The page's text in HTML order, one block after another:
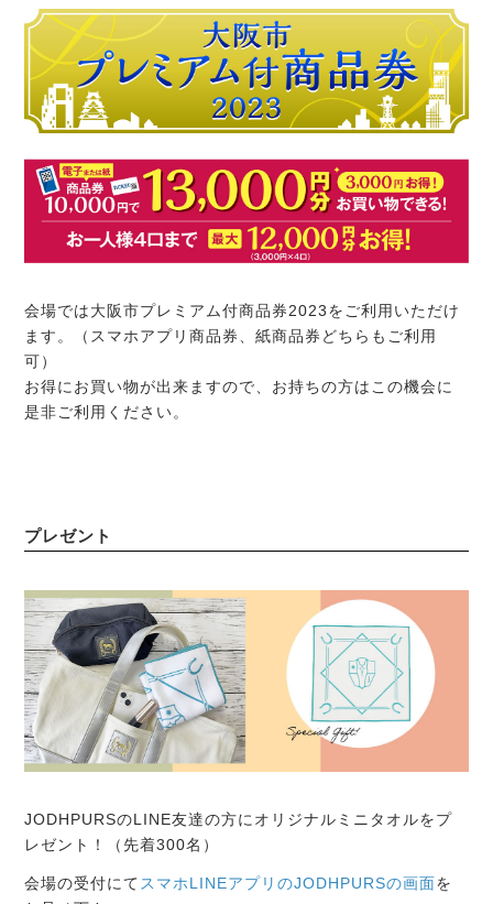
会場では大阪市プレミアム付商品券2023をご利用いただけ
ます。（スマホアプリ商品券、紙商品券どちらもご利用
可）
お得にお買い物が出来ますので、お持ちの方はこの機会に
是非ご利用ください。
プレゼント
JODHPURSのLINE友達の方にオリジナルミニタオルをプ
レゼント！（先着300名）
会場の受付にて スマホLINEアプリのJODHPURSの画面を